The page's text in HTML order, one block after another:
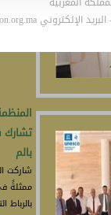
تشارك
بالم
شاركت
ممثلةً